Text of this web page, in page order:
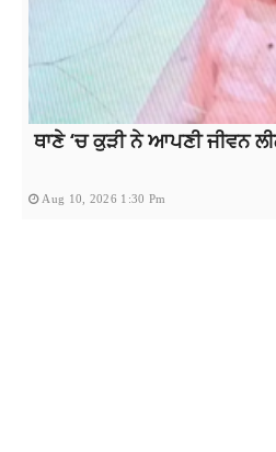
ਥਾਣੇ ‘ਚ ਕੁੜੀ ਨੇ ਆਪਣੀ ਜੀਵਨ
Aug 10, 2026 1:30 Pm